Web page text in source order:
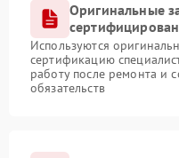
Оригинальные
Используются
сертификацию
работу после ремонта и
обязательств